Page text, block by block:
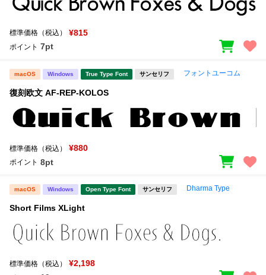
標準価格（税込） ¥815
ポイント 7pt
macOS Windows True Type Font サンセリフ フォントユーコム
復刻欧文 AF-REP-KOLOS
標準価格（税込） ¥880
ポイント 8pt
macOS Windows Open Type Font サンセリフ Dharma Type
Short Films XLight
標準価格（税込） ¥2,198